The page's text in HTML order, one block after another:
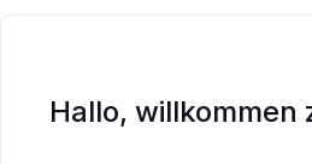
Hallo, willkommen